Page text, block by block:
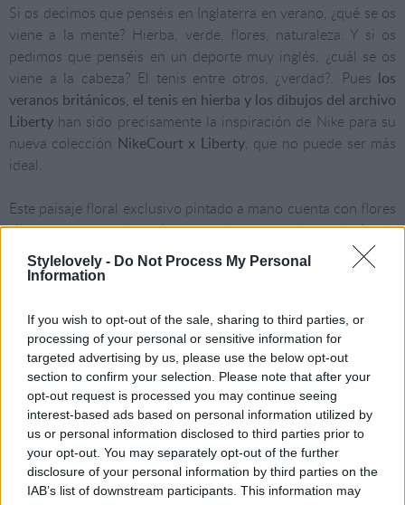
Stylelovely - Do Not Process My Personal
Information
If you wish to opt-out of the sale, sharing to third parties, or
processing of your personal or sensitive information for
targeted advertising by us, please use the below opt-out
section to confirm your selection. Please note that after your
opt-out request is processed you may continue seeing
interest-based ads based on personal information utilized by
us or personal information disclosed to third parties prior to
your opt-out. You may separately opt-out of the further
disclosure of your personal information by third parties on the
IAB’s list of downstream participants. This information may
Si os decimos que penséis en Inglaterra en verano, ¿qué se os
viene a la mente? Hierba, verde, flores, naturaleza. Y si os
pedimos que penséis en un deporte muy inglés, ¿cuál se os
viene a la cabeza? El tenis entre otros, ¿verdad?. Pues los
veranos británicos, el tenis en hierba y los dibujos del archivo
Liberty han sido precisamente la inspiración de Nike para su
nueva colección NikeCourt x Liberty, que no puede ser más
ideal.
Este paisaje floral exclusivo pintado a mano cuenta con flores
silvestres como la anémona del bosque, la estelaria, la
saxífraga y el cornejo.